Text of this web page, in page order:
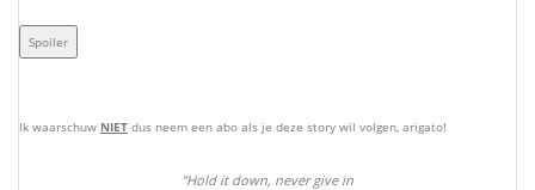
Ik waarschuw NIET dus neem een abo als je deze story wil volgen, arigato!
"Hold it down, never give in